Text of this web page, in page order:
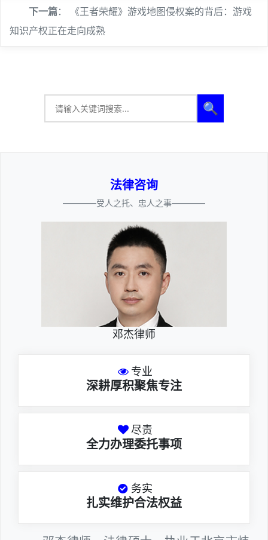
下一篇：
《王者荣耀》游戏地图侵权案的背后：游戏
知识产权正在走向成熟
🔍
法律咨询
————受人之托、忠人之事————
邓杰律师
专业
深耕厚积聚焦专注
尽责
全力办理委托事项
务实
扎实维护合法权益